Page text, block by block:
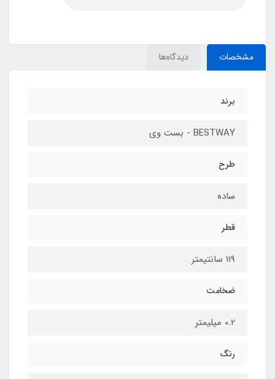
مشخصات دیدگاه‌ها
برند
BESTWAY - بست وی
طرح
ساده
قطر
119 سانتیمتر
ضخامت
0.2 میلیمتر
رنگ